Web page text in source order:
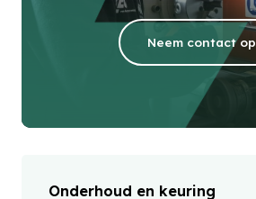
Neem contact op
Onderhoud en keuring